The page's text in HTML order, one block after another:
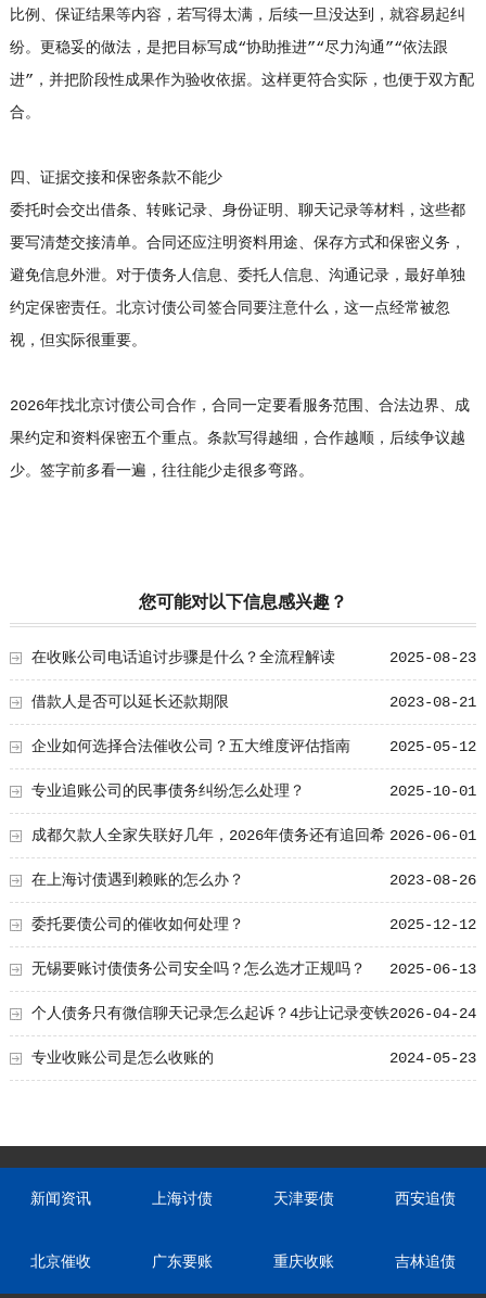
比例、保证结果等内容，若写得太满，后续一旦没达到，就容易起纠
纷。更稳妥的做法，是把目标写成“协助推进”“尽力沟通”“依法跟
进”，并把阶段性成果作为验收依据。这样更符合实际，也便于双方配
合。
四、证据交接和保密条款不能少
委托时会交出借条、转账记录、身份证明、聊天记录等材料，这些都
要写清楚交接清单。合同还应注明资料用途、保存方式和保密义务，
避免信息外泄。对于债务人信息、委托人信息、沟通记录，最好单独
约定保密责任。北京讨债公司签合同要注意什么，这一点经常被忽
视，但实际很重要。
2026年找北京讨债公司合作，合同一定要看服务范围、合法边界、成
果约定和资料保密五个重点。条款写得越细，合作越顺，后续争议越
少。签字前多看一遍，往往能少走很多弯路。
您可能对以下信息感兴趣？
2025-08-23
在收账公司电话追讨步骤是什么？全流程解读
2023-08-21
借款人是否可以延长还款期限
2025-05-12
企业如何选择合法催收公司？五大维度评估指南
2025-10-01
专业追账公司的民事债务纠纷怎么处理？
2026-06-01
成都欠款人全家失联好几年，2026年债务还有追回希
望吗？ 2023-08-26
在上海讨债遇到赖账的怎么办？
2025-12-12
委托要债公司的催收如何处理？
2025-06-13
无锡要账讨债债务公司安全吗？怎么选才正规吗？
2026-04-24
个人债务只有微信聊天记录怎么起诉？4步让记录变铁
证 2024-05-23
专业收账公司是怎么收账的
新闻资讯 上海讨债 天津要债 西安追债
北京催收 广东要账 重庆收账 吉林追债